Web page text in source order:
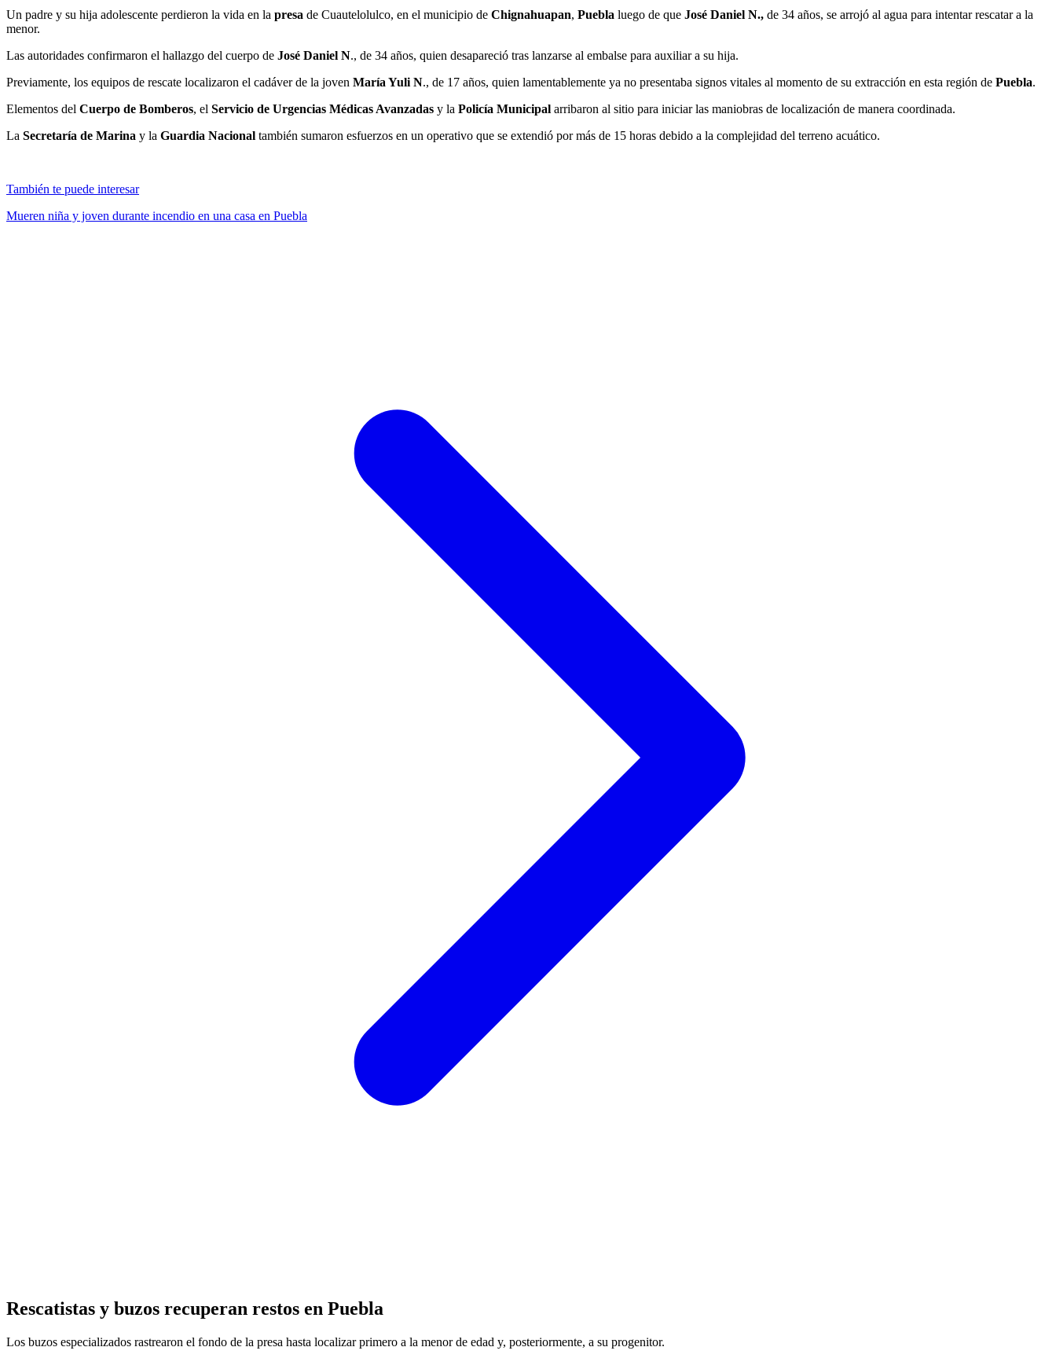
Un padre y su hija adolescente perdieron la vida en la presa de Cuautelolulco, en el municipio de Chignahuapan, Puebla luego de que José Daniel N., de 34 años, se arrojó al agua para intentar rescatar a la
menor.
Las autoridades confirmaron el hallazgo del cuerpo de José Daniel N., de 34 años, quien desapareció tras lanzarse al embalse para auxiliar a su hija.
Previamente, los equipos de rescate localizaron el cadáver de la joven María Yuli N., de 17 años, quien lamentablemente ya no presentaba signos vitales al momento de su extracción en esta región de Puebla.
Elementos del Cuerpo de Bomberos, el Servicio de Urgencias Médicas Avanzadas y la Policía Municipal arribaron al sitio para iniciar las maniobras de localización de manera coordinada.
La Secretaría de Marina y la Guardia Nacional también sumaron esfuerzos en un operativo que se extendió por más de 15 horas debido a la complejidad del terreno acuático.
También te puede interesar
Mueren niña y joven durante incendio en una casa en Puebla
Rescatistas y buzos recuperan restos en Puebla
Los buzos especializados rastrearon el fondo de la presa hasta localizar primero a la menor de edad y, posteriormente, a su progenitor.